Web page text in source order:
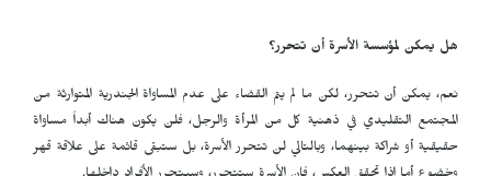
هل يمكن لمؤسسة الأسرة أن تتحرر؟
نعم، يمكن أن تتحرر، لكن ما لم يتم القضاء على عدم المساواة الجندرية المتوارثة من
المجتمع التقليدي في ذهنية كل من المرأة والرجل، فلن يكون هناك أبداً مساواة
حقيقية أو شراكة بينهما، وبالتالي لن تتحرر الأسرة، بل ستبقى قائمة على علاقة قهر